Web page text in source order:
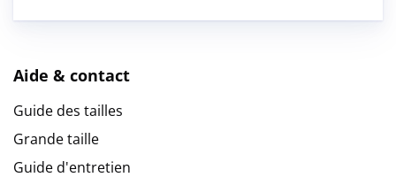
Aide & contact
Guide des tailles
Grande taille
Guide d'entretien